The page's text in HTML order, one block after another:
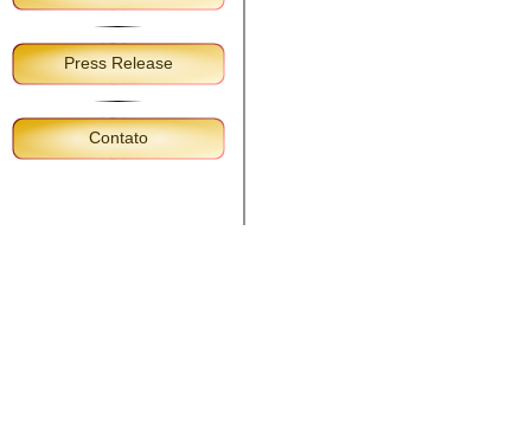
Press Release
Contato